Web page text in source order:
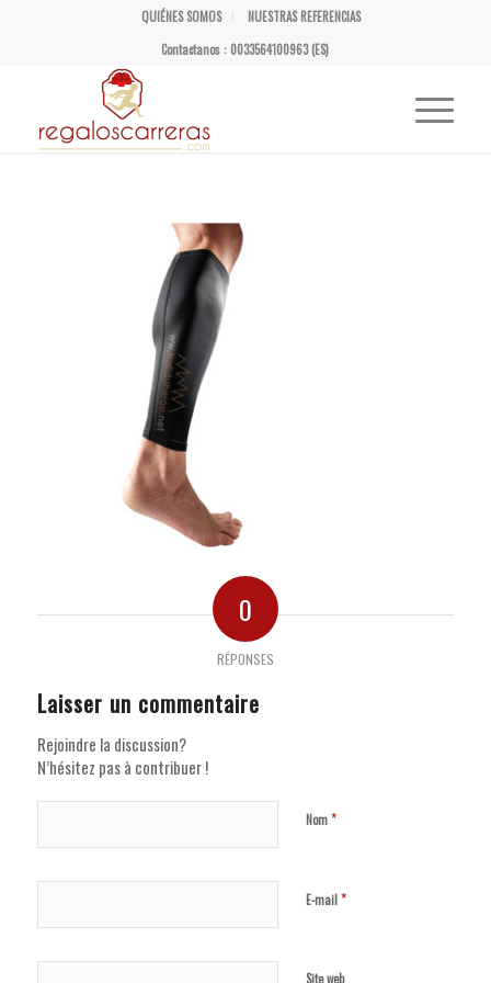
QUIÉNES SOMOS
NUESTRAS REFERENCIAS
Contactanos : 0033564100963 (ES)
0
RÉPONSES
Laisser un commentaire
Rejoindre la discussion?
N’hésitez pas à contribuer !
Nom*
E-mail*
Site web